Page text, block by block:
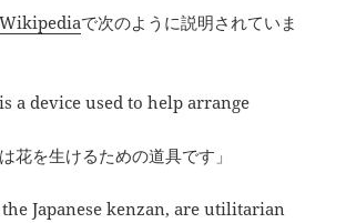
Wikipediaで次のように説明されていま
a device used to help arrange
花を生けるための道具です」
the Japanese kenzan, are utilitarian